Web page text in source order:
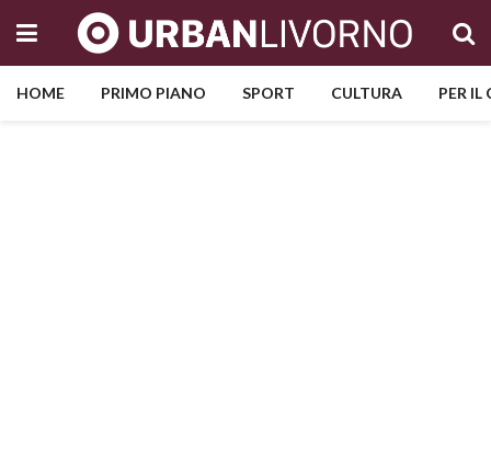
HOME PRIMO PIANO SPORT CULTURA PER